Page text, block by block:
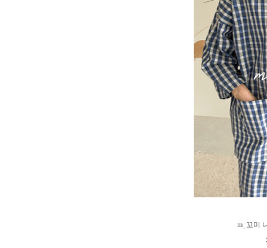
m_꼬미